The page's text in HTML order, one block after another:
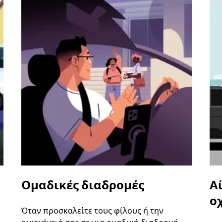
Ομαδικές διαδρομές
Όταν προσκαλείτε τους φίλους ή την